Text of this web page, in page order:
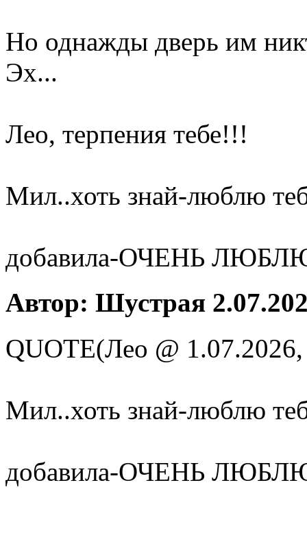
Но однажды дверь им
Эх...
Лео, терпения тебе!!!
Мил..хоть знай-люблю
добавила-ОЧЕНЬ
Автор: Шустрая
QUOTE(Лео @
Мил..хоть знай-люблю
добавила-ОЧЕНЬ